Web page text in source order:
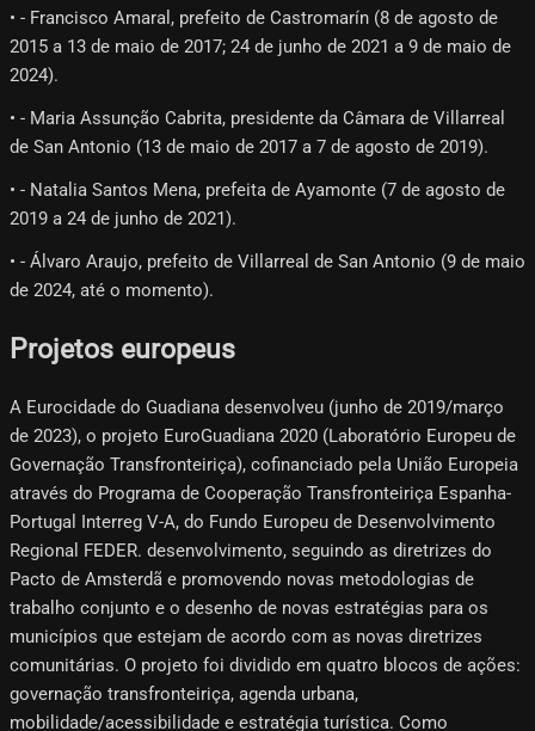
• - Francisco Amaral, prefeito de Castromarín (8 de agosto de
2015 a 13 de maio de 2017; 24 de junho de 2021 a 9 de maio de
2024).
• - Maria Assunção Cabrita, presidente da Câmara de Villarreal
de San Antonio (13 de maio de 2017 a 7 de agosto de 2019).
• - Natalia Santos Mena, prefeita de Ayamonte (7 de agosto de
2019 a 24 de junho de 2021).
• - Álvaro Araujo, prefeito de Villarreal de San Antonio (9 de maio
de 2024, até o momento).
Projetos europeus
A Eurocidade do Guadiana desenvolveu (junho de 2019/março
de 2023), o projeto EuroGuadiana 2020 (Laboratório Europeu de
Governação Transfronteiriça), cofinanciado pela União Europeia
através do Programa de Cooperação Transfronteiriça Espanha-
Portugal Interreg V-A, do Fundo Europeu de Desenvolvimento
Regional FEDER. desenvolvimento, seguindo as diretrizes do
Pacto de Amsterdã e promovendo novas metodologias de
trabalho conjunto e o desenho de novas estratégias para os
municípios que estejam de acordo com as novas diretrizes
comunitárias. O projeto foi dividido em quatro blocos de ações:
governação transfronteiriça, agenda urbana,
mobilidade/acessibilidade e estratégia turística. Como